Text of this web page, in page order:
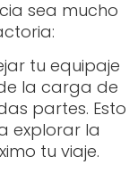
sea mucho
tu equipaje
la carga de
partes. Esto
explorar la
tu viaje.